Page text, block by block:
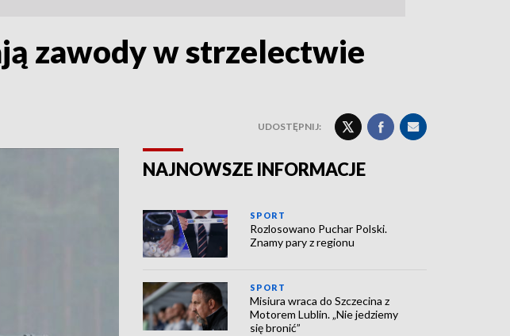
zawody w strzelectwie
UDOSTĘPNIJ:
NAJNOWSZE INFORMACJE
SPORT
Rozlosowano Puchar Polski.
Znamy pary z regionu
SPORT
Misiura wraca do Szczecina z
Motorem Lublin. „Nie jedziemy
się bronić”